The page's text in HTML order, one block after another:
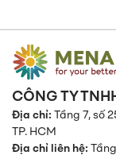
CÔNG TY
Địa chỉ:Tầng 7, số
TP. HCM
Địa chỉ liên hệ: